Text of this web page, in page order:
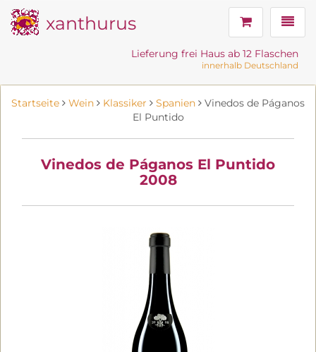
xanthurus
Lieferung frei Haus ab 12 Flaschen
innerhalb Deutschland
Startseite Wein Klassiker Spanien
Vinedos de Páganos
El Puntido
Vinedos de Páganos El Puntido
2008